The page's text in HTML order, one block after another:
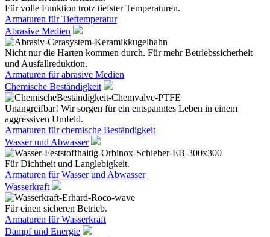
Für volle Funktion trotz tiefster Temperaturen.
Armaturen für Tieftemperatur
Abrasive Medien
Nicht nur die Harten kommen durch. Für mehr Betriebssicherheit
und Ausfallreduktion.
Armaturen für abrasive Medien
Chemische Beständigkeit
Unangreifbar! Wir sorgen für ein entspanntes Leben in einem
aggressiven Umfeld.
Armaturen für chemische Beständigkeit
Wasser und Abwasser
Für Dichtheit und Langlebigkeit.
Armaturen für Wasser und Abwasser
Wasserkraft
Für einen sicheren Betrieb.
Armaturen für Wasserkraft
Dampf und Energie